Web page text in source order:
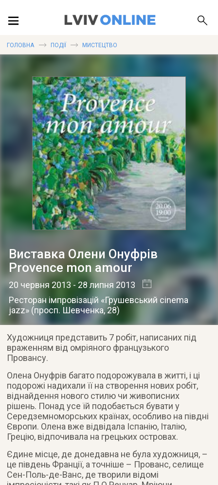
ПУБЛІКАЦІЇ
ДОВІДКА
ГОЛОВНА ПОДІЇ МИСТЕЦТВО
Виставка Олени Онуфрів
Provence mon amour
20 червня 2013 - 28 липня 2013
Ресторан імпровізацій «Грушевський cinema
jazz» (просп. Шевченка, 28)
Художниця представить 7 робіт, написаних під
враженням від омріяного французького
Провансу.
Олена Онуфрів багато подорожувала в житті, і ці
подорожі надихали її на створення нових робіт,
віднайдення нового стилю чи живописних
рішень. Понад усе їй подобається бувати у
Середземноморських країнах, особливо на півдні
Європи. Олена вже відвідала Іспанію, Італію,
Грецію, відпочивала на грецьких островах.
Єдине місце, де донедавна не була художниця, –
це південь Франції, а точніше – Прованс, селище
Сен-Поль-де-Ванс, де творили відомі